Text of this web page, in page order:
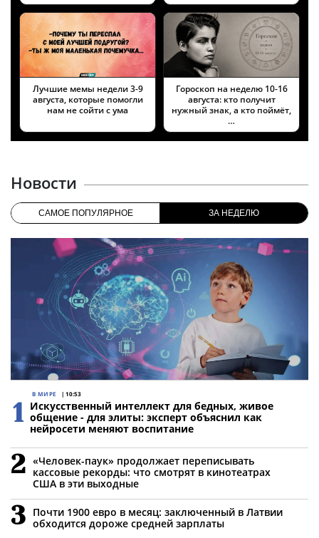
Лучшие мемы недели 3-9
августа, которые помогли
нам не сойти с ума
Гороскоп на неделю 10-16
августа: кто получит
нужный знак, а кто поймёт,
…
Новости
САМОЕ ПОПУЛЯРНОЕ ЗА НЕДЕЛЮ
В МИРЕ | 10:53
Искусственный интеллект для бедных, живое
общение - для элиты: эксперт объяснил как
нейросети меняют воспитание
2 «Человек-паук» продолжает переписывать
кассовые рекорды: что смотрят в кинотеатрах
США в эти выходные
3 Почти 1900 евро в месяц: заключенный в Латвии
обходится дороже средней зарплаты